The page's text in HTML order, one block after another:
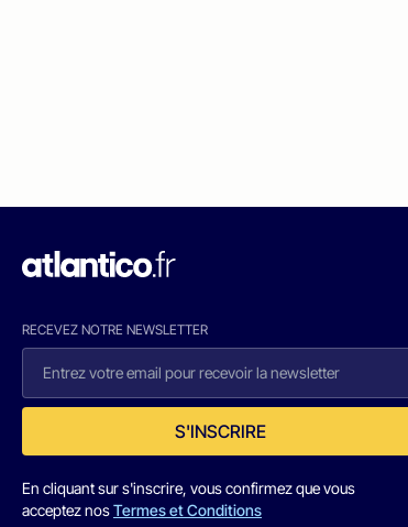
RECEVEZ NOTRE NEWSLETTER
S'INSCRIRE
En cliquant sur s'inscrire, vous confirmez que vous
acceptez nosTermes et Conditions